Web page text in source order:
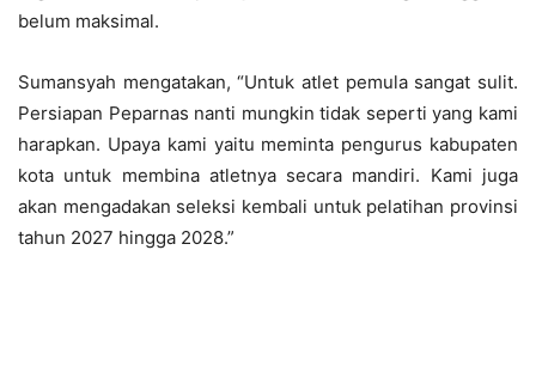
belum maksimal.
Sumansyah mengatakan, “Untuk atlet pemula sangat sulit.
Persiapan Peparnas nanti mungkin tidak seperti yang kami
harapkan. Upaya kami yaitu meminta pengurus kabupaten
kota untuk membina atletnya secara mandiri. Kami juga
akan mengadakan seleksi kembali untuk pelatihan provinsi
tahun 2027 hingga 2028.”